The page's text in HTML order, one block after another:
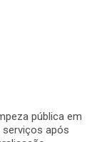
pública em
após